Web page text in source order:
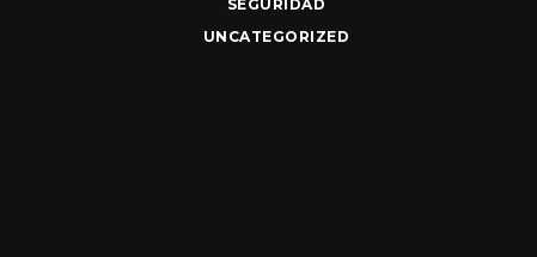
SEGURIDAD
UNCATEGORIZED